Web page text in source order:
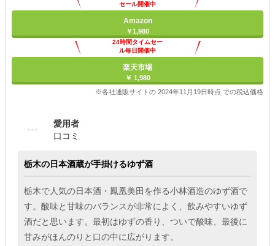
セール開催中
Amazon
￥1,980
24時間タイムセー
ル毎日開催中
楽天市場
￥ 1,980
※各社通販サイトの 2024年11月19日時点 での税込価格
愛用者
口コミ
栃木の日本酒蔵が手掛けるゆず酒
栃木で人気の日本酒・鳳凰美田を作る小林酒造のゆず酒で
す。酸味と甘味のバランスが非常によく、飲みやすいゆず
酒だと思います。最初はゆずの香り、ついで酸味、最後に
甘みがほんのりと口の中に広がります。